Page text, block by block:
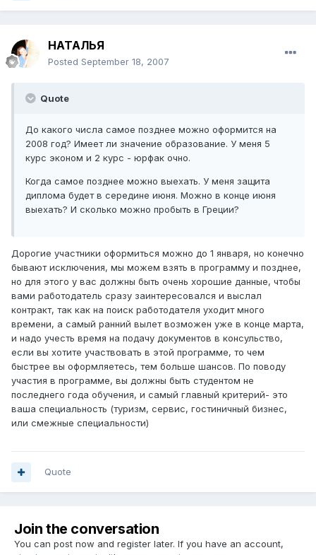
НАТАЛЬЯ
Posted September 18, 2007
Quote
До какого числа самое позднее можно оформится на
2008 год? Имеет ли значение образование. У меня 5
курс эконом и 2 курс - юрфак очно.
Когда самое позднее можно выехать. У меня защита
диплома будет в середине июня. Можно в конце июня
выехать? И сколько можно пробыть в Греции?
Дорогие участники оформиться можно до 1 января, но конечно
бывают исключения, мы можем взять в программу и позднее,
но для этого у вас должны быть очень хорошие данные, чтобы
вами работодатель сразу заинтересовался и выслал
контракт, так как на поиск работодателя уходит много
времени, а самый ранний вылет возможен уже в конце марта,
и надо учесть время на подачу документов в консульство,
если вы хотите участвовать в этой программе, то чем
быстрее вы оформляетесь, тем больше шансов. По поводу
участия в программе, вы должны быть студентом не
последнего года обучения, и самый главный критерий- это
ваша специальность (туризм, сервис, гостиничный бизнес,
или смежные специальности)
Quote
Join the conversation
You can post now and register later. If you have an account,